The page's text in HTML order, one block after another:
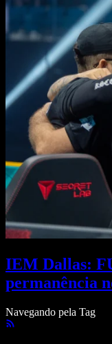
IEM Dallas:
permanência
Navegando pela Tag